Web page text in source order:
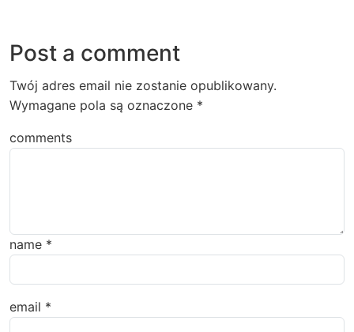
Post a comment
Twój adres email nie zostanie opublikowany.
Wymagane pola są oznaczone *
comments
name *
email *